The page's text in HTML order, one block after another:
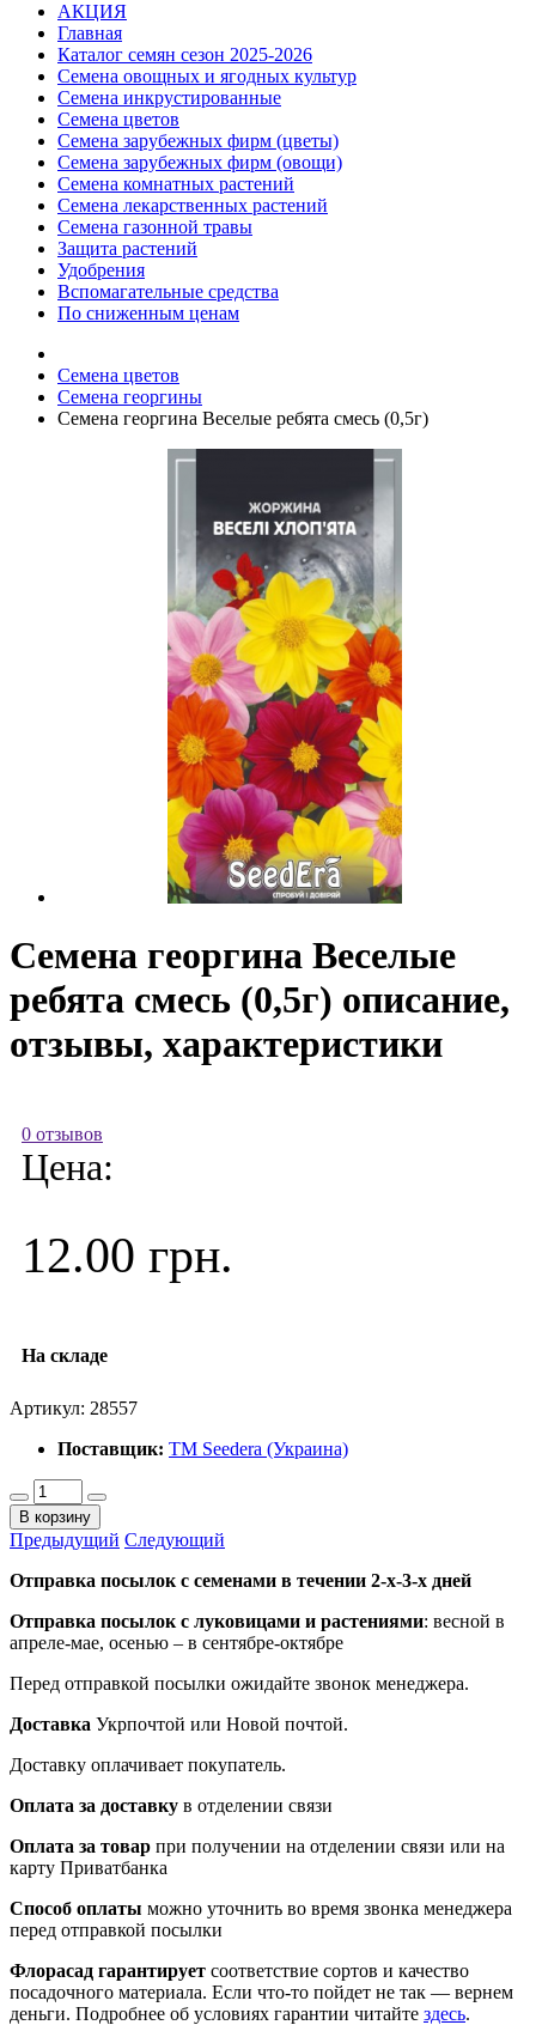
АКЦИЯ
Главная
Каталог семян сезон 2025-2026
Семена овощных и ягодных культур
Семена инкрустированные
Семена цветов
Семена зарубежных фирм (цветы)
Семена зарубежных фирм (овощи)
Семена комнатных растений
Семена лекарственных растений
Семена газонной травы
Защита растений
Удобрения
Вспомагательные средства
По сниженным ценам
Семена цветов
Семена георгины
Семена георгина Веселые ребята смесь (0,5г)
Семена георгина Веселые
ребята смесь (0,5г) описание,
отзывы, характеристики
0 отзывов
Цена:
12.00 грн.
На складе
Артикул: 28557
Поставщик: ТМ Seedera (Украина)
В корзину
Предыдущий Следующий
Отправка посылок с семенами в течении 2-х-3-х дней
Отправка посылок с луковицами и растениями: весной в
апреле-мае, осенью – в сентябре-октябре
Перед отправкой посылки ожидайте звонок менеджера.
Доставка Укрпочтой или Новой почтой.
Доставку оплачивает покупатель.
Оплата за доставку в отделении связи
Оплата за товар при получении на отделении связи или на
карту Приватбанка
Способ оплаты можно уточнить во время звонка менеджера
перед отправкой посылки
Флорасад гарантирует соответствие сортов и качество
посадочного материала. Если что-то пойдет не так — вернем
деньги. Подробнее об условиях гарантии читайте здесь.